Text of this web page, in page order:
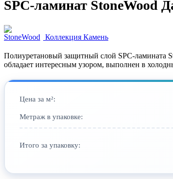
SPC-ламинат StoneWood
Коллекция Камень
Полиуретановый защитный слой SPC-ламинатa
обладает интересным узором, выполнен в
Цена за м²:
Метраж в упаковке:
Итого за упаковку: